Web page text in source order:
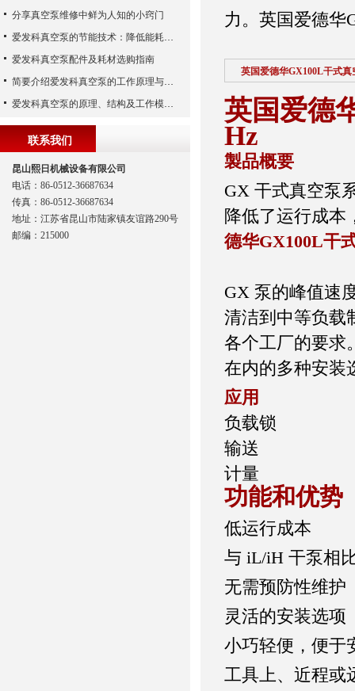
力。英国爱德华
英国爱德华GX100L干式真
英国爱德
Hz
製品概要
GX 干式真空泵
降低了运行成本
德华GX100L干
GX 泵的峰值速
清洁到中等负载
各个工厂的要求
在内的多种安装
应用
负载锁
输送
计量
功能和优势
低运行成本
与 iL/iH 干泵相
无需预防性维护
灵活的安装选项
小巧轻便，便于
工具上、近程或
分享真空泵维修中鲜为人知的小窍门
爱发科真空泵的节能技术：降低能耗，提高生产效益
爱发科真空泵配件及耗材选购指南
简要介绍爱发科真空泵的工作原理与主要部件
爱发科真空泵的原理、结构及工作模式解析
联系我们
昆山熙日机械设备有限公司
电话：86-0512-36687634
传真：86-0512-36687634
地址：江苏省昆山市陆家镇友谊路290号
邮编：215000